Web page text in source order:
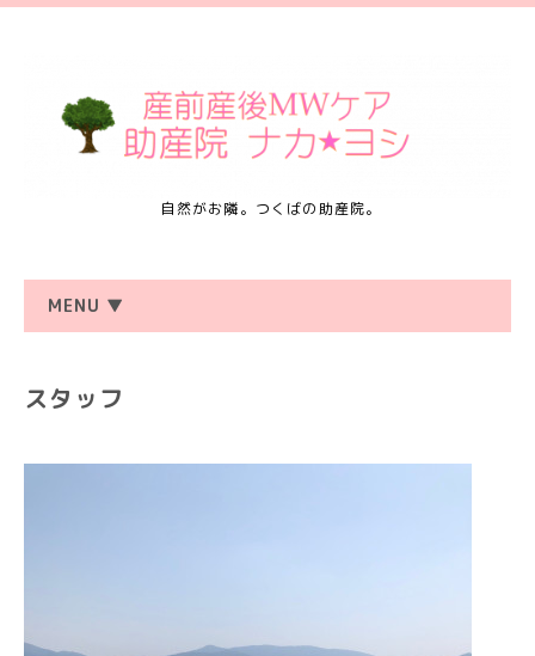
自然がお隣。つくばの助産院。
MENU ▼
スタッフ